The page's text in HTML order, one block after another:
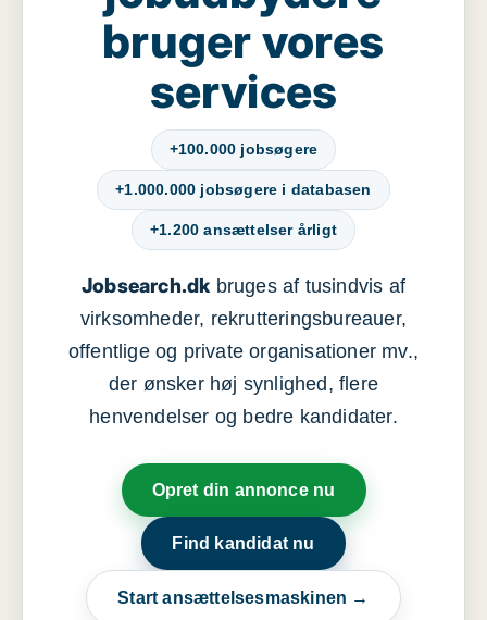
bruger vores
services
+100.000 jobsøgere
+1.000.000 jobsøgere i databasen
+1.200 ansættelser årligt
Jobsearch.dkbruges af tusindvis af
virksomheder, rekrutteringsbureauer,
offentlige og private organisationer mv.,
der ønsker høj synlighed, flere
henvendelser og bedre kandidater.
Opret din annonce nu
Find kandidat nu
Start ansættelsesmaskinen →